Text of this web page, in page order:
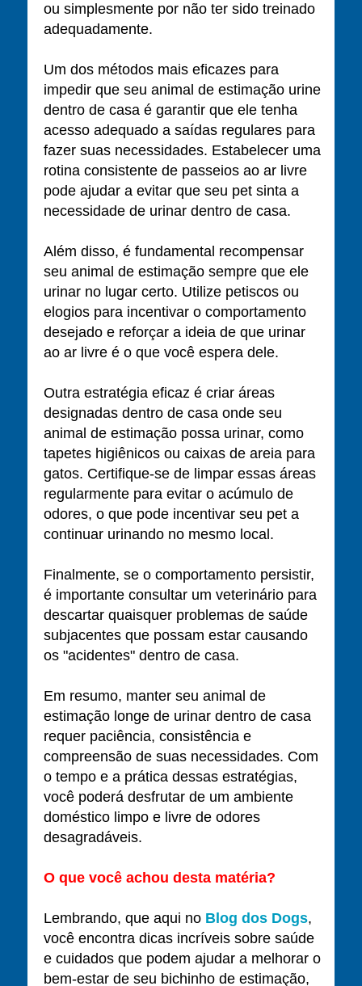
ou simplesmente por não ter sido treinado
adequadamente.
Um dos métodos mais eficazes para
impedir que seu animal de estimação urine
dentro de casa é garantir que ele tenha
acesso adequado a saídas regulares para
fazer suas necessidades. Estabelecer uma
rotina consistente de passeios ao ar livre
pode ajudar a evitar que seu pet sinta a
necessidade de urinar dentro de casa.
Além disso, é fundamental recompensar
seu animal de estimação sempre que ele
urinar no lugar certo. Utilize petiscos ou
elogios para incentivar o comportamento
desejado e reforçar a ideia de que urinar
ao ar livre é o que você espera dele.
Outra estratégia eficaz é criar áreas
designadas dentro de casa onde seu
animal de estimação possa urinar, como
tapetes higiênicos ou caixas de areia para
gatos. Certifique-se de limpar essas áreas
regularmente para evitar o acúmulo de
odores, o que pode incentivar seu pet a
continuar urinando no mesmo local.
Finalmente, se o comportamento persistir,
é importante consultar um veterinário para
descartar quaisquer problemas de saúde
subjacentes que possam estar causando
os "acidentes" dentro de casa.
Em resumo, manter seu animal de
estimação longe de urinar dentro de casa
requer paciência, consistência e
compreensão de suas necessidades. Com
o tempo e a prática dessas estratégias,
você poderá desfrutar de um ambiente
doméstico limpo e livre de odores
desagradáveis.
O que você achou desta matéria?
Lembrando, que aqui no Blog dos Dogs,
você encontra dicas incríveis sobre saúde
e cuidados que podem ajudar a melhorar o
bem-estar de seu bichinho de estimação,